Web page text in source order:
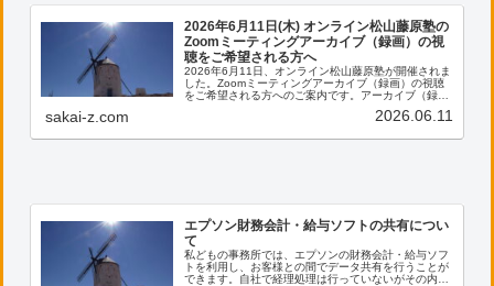
2026年6月11日(木) オンライン松山藤原塾の
Zoomミーティングアーカイブ（録画）の視
聴をご希望される方へ
2026年6月11日、オンライン松山藤原塾が開催されま
した。Zoomミーティングアーカイブ（録画）の視聴
をご希望される方へのご案内です。アーカイブ（録
わせより、「松山藤原塾アーカイブ（録画）の...
sakai-z.com 2026.06.11
エプソン財務会計・給与ソフトの共有につい
て
私どもの事務所では、エプソンの財務会計・給与ソフ
トを利用し、お客様との間でデータ共有を行うことが
できます。自社で経理処理は行っていないがその内容